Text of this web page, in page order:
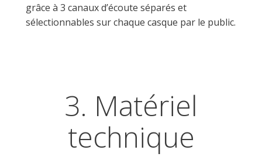
grâce à 3 canaux d’écoute séparés et
sélectionnables sur chaque casque par le public.
3. Matériel
technique